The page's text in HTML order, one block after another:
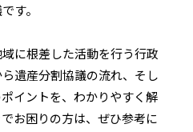
す。
に根差した活動を行う行政
遺産分割協議の流れ、そし
イントを、わかりやすく解
お困りの方は、ぜひ参考に